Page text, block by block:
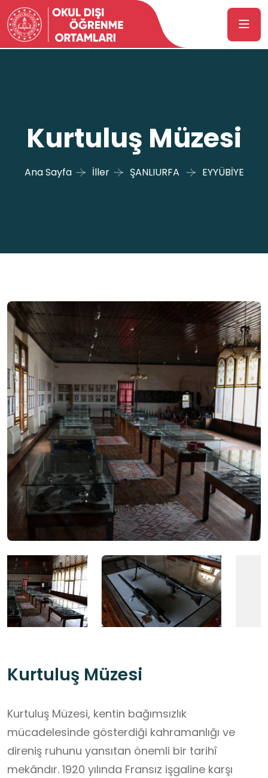
Kurtuluş Müzesi
Ana Sayfa İller ŞANLIURFA EYYÜBİYE
Kurtuluş Müzesi
Kurtuluş Müzesi, kentin bağımsızlık
mücadelesinde gösterdiği kahramanlığı ve
direniş ruhunu yansıtan önemli bir tarihî
mekândır. 1920 yılında Fransız işgaline karşı